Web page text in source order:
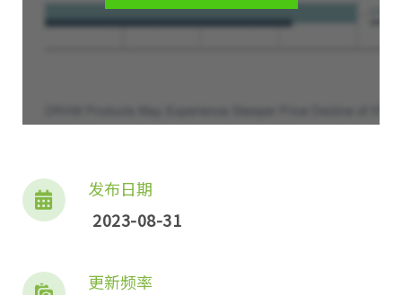
发布日期
2023-08-31
更新频率